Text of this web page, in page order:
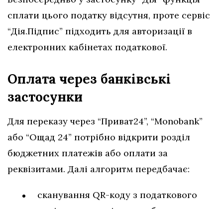
сплати цього податку відсутня, проте сервіс
“Дія.Підпис” підходить для авторизації в
електронних кабінетах податкової.
Оплата через банківські
застосунки
Для переказу через “Приват24”, “Monobank”
або “Ощад 24” потрібно відкрити розділ
бюджетних платежів або оплати за
реквізитами. Далі алгоритм передбачає:
сканування QR-коду з податкового